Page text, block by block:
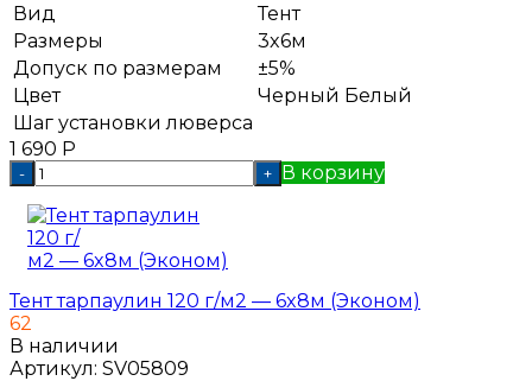
Вид
Тент
Размеры
3x6м
Допуск по размерам
±5%
Цвет
Черный Белый
Шаг установки люверса
1 690 Р
- + В корзину
Тент тарпаулин 120 г/м2 — 6x8м (Эконом)
62
В наличии
Артикул: SV05809